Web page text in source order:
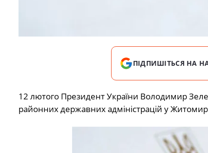
ПІДПИШІТЬСЯ НА
12 лютого Президент України Володимир
районних державних адміністрацій у